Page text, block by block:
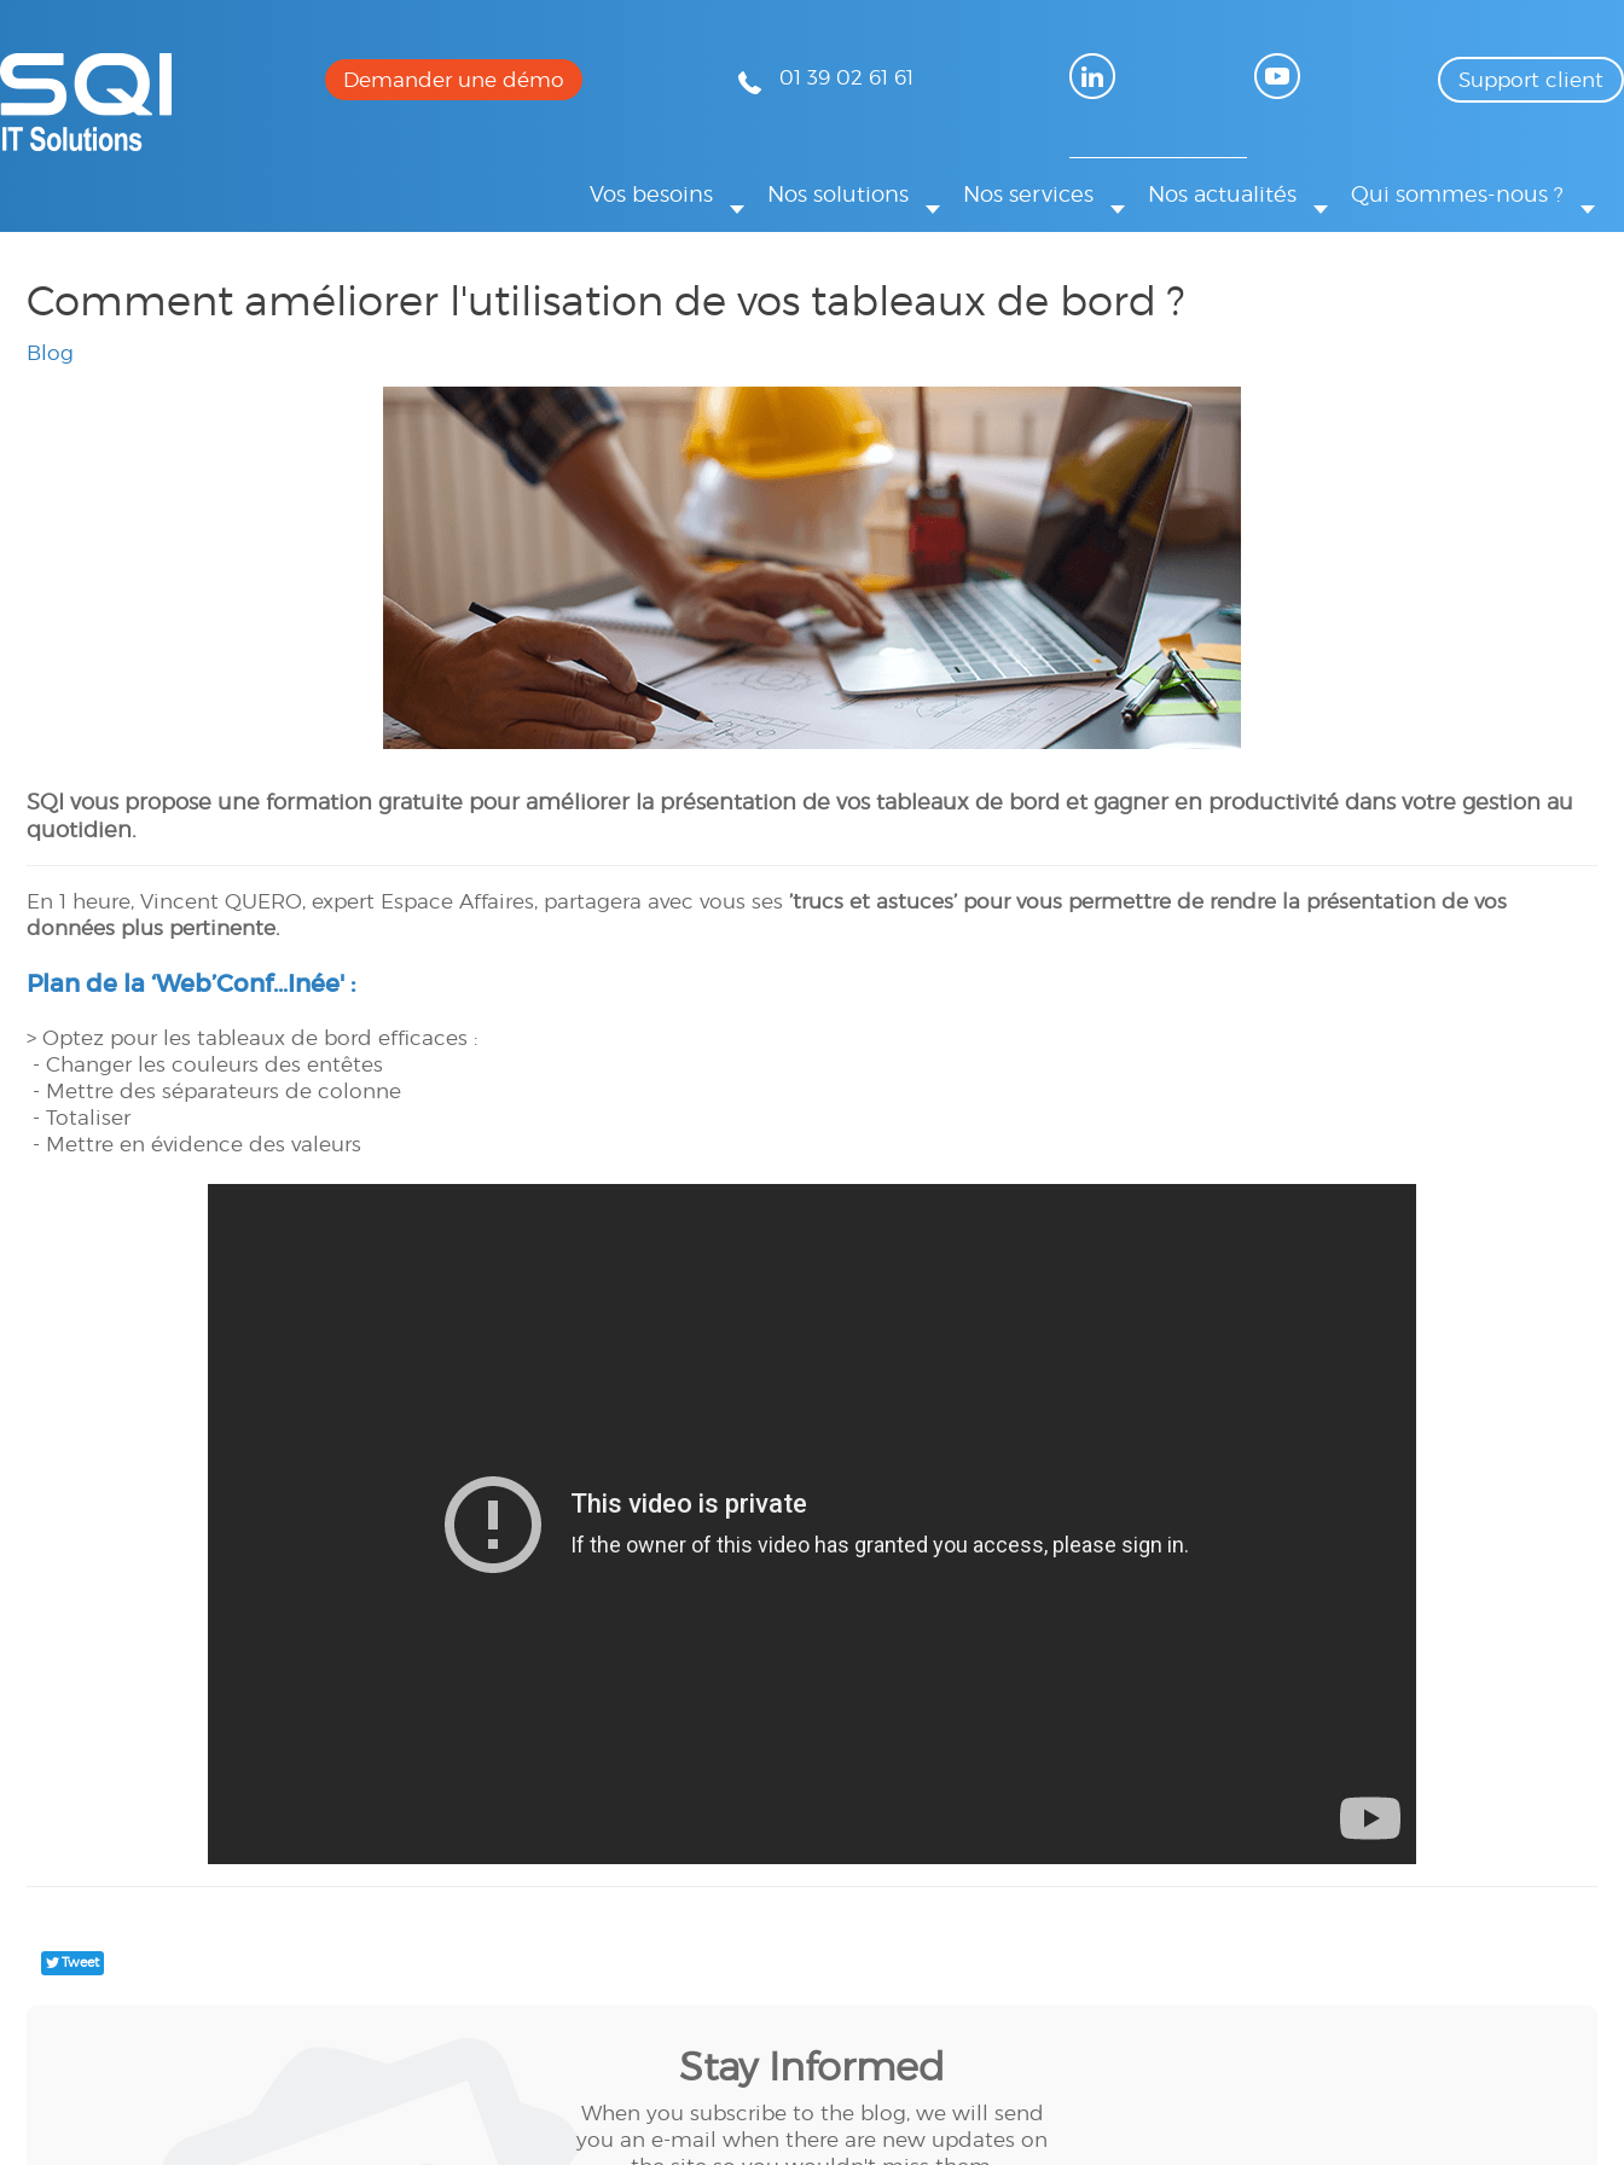
Demander une démo 01 39 02 61 61 Support client
Vos besoins Nos solutions Nos services Nos actualités Qui sommes-nous ?
Comment améliorer l'utilisation de vos tableaux de bord ?
Blog
SQI vous propose une formation gratuite pour améliorer la présentation de vos tableaux de bord etgagner en productivité dans votre gestion au
quotidien.
En 1 heure, Vincent QUERO, expert Espace Affaires, partagera avec vous ses’trucs et astuces’ pour vous permettre de rendre la présentation de vos
données plus pertinente.
Plan de la ‘Web’Conf…Inée' :
> Optez pour les tableaux de bord efficaces :
- Changer les couleurs des entêtes​​
- Mettre des séparateurs de colonne ​​
- Totaliser​​
- Mettre en évidence des valeurs
Tweet
Stay Informed
When you subscribe to the blog, we will send
you an e-mail when there are new updates on